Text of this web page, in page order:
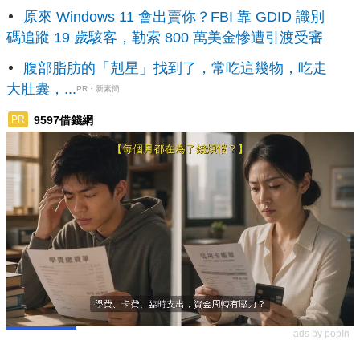
原來 Windows 11 會出賣你？FBI 靠 GDID 識別
碼追蹤 19 歲駭客，勒索 800 萬美金慘遭引渡受審
腹部脂肪的「剋星」找到了，常吃這幾物，吃走
大肚囊，...PR・新素簡
PR 9597借錢網
ads by popIn